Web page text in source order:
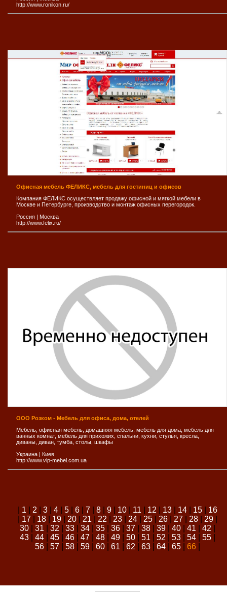
http://www.ronikon.ru/
Офисная мебель ФЕЛИКС, мебель для гостиниц и офисов
Компания ФЕЛИКС осуществляет продажу офисной и мягкой мебели в
Москве и Петербурге, производство и монтаж офисных перегородок.
Россия | Москва
http://www.felix.ru/
ООО Розком - Мебель для офиса, дома, отелей
Мебель, офисная мебель, домашняя мебель, мебель для дома, мебель для
ванных комнат, мебель для прихожих, спальни, кухни, стулья, кресла,
диваны, диван, тумба, столы, шкафы
Украина
Киев
http://www.vip-mebel.com.ua
1| 2| 3| 4| 5| 6| 7 8| 9| 10| 11| 12| 13| 14| 15| 16
17 18| 19| 20| 21| 22| 23| 24| 25| 26| 27 28| 29|
30| 31| 32| 33| 34| 35| 36| 37 38| 39| 40| 41| 42|
43| 44| 45| 46| 47 48| 49| 50| 51| 52| 53| 54| 55|
56| 57 58| 59| 60| 61| 62| 63| 64| 65| 66